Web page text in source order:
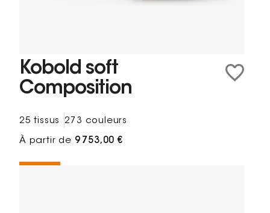
Kobold soft
Composition
25 tissus 273 couleurs
À partir de 9 753,00 €